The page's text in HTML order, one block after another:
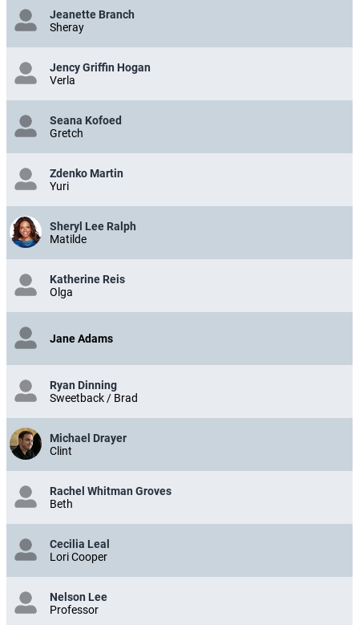
Jeanette Branch
Sheray
Jency Griffin Hogan
Verla
Seana Kofoed
Gretch
Zdenko Martin
Yuri
Sheryl Lee Ralph
Matilde
Katherine Reis
Olga
Jane Adams
Ryan Dinning
Sweetback / Brad
Michael Drayer
Clint
Rachel Whitman Groves
Beth
Cecilia Leal
Lori Cooper
Nelson Lee
Professor